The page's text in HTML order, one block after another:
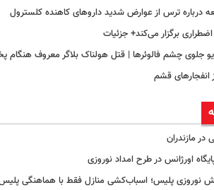
درباره ترس از عوارض شدید داروهای کاهنده کلسترول
برگزار می‌کند+ جزئیات
جلوی چشم فالوئرها | قتل هولناک بلاگر معروف هنگام
انفجارهای قشم
در مازندران
نوروزی پلیس؛ اسباب‌کشی منازل فقط با هماهنگی